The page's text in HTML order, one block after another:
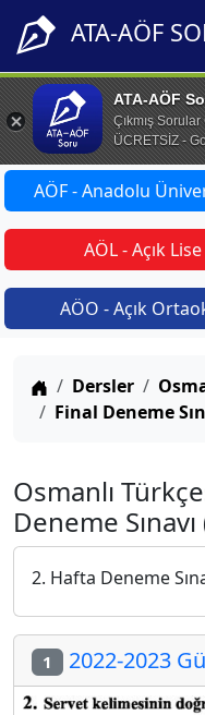
ATA-AÖF
ATA-AÖF
Çıkmış
ÜCRETSİZ -
AÖF - Anadolu
AÖL - Açık Lise
AÖO - Açık
Anasayfa
Dersler
Final Deneme
Osmanlı
Deneme
2. Hafta Deneme
1 2022-2023